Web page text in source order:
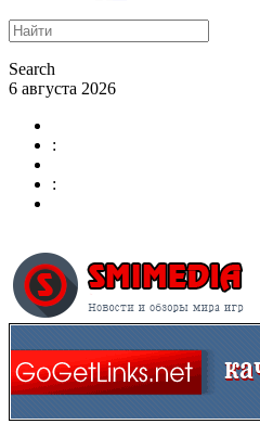
Search
6 августа 2026
:
: